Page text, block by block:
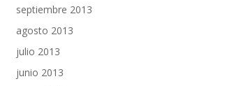
septiembre 2013
agosto 2013
julio 2013
junio 2013